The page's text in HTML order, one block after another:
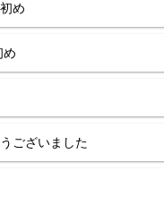
め
め
ございました